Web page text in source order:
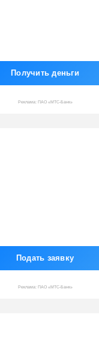
Получить деньги
Реклама: ПАО «МТС-Банк»
Подать заявку
Реклама: ПАО «МТС-Банк»